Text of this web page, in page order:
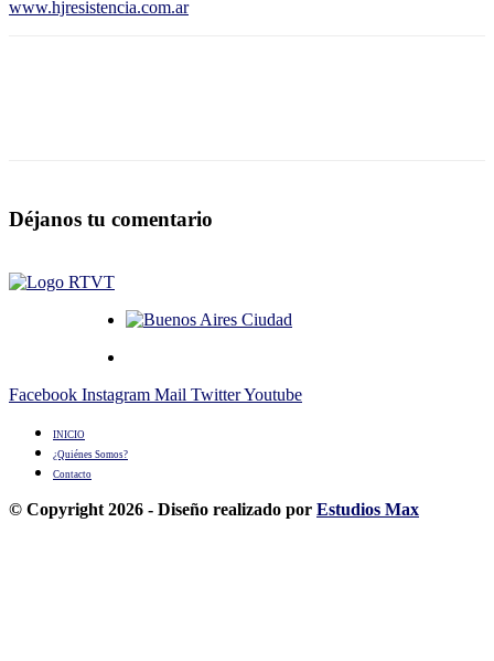
www.hjresistencia.com.ar
Déjanos tu comentario
Facebook Instagram Mail TwitterYoutube
INICIO
¿Quiénes Somos?
Contacto
© Copyright 2026 - Diseño realizado por Estudios Max